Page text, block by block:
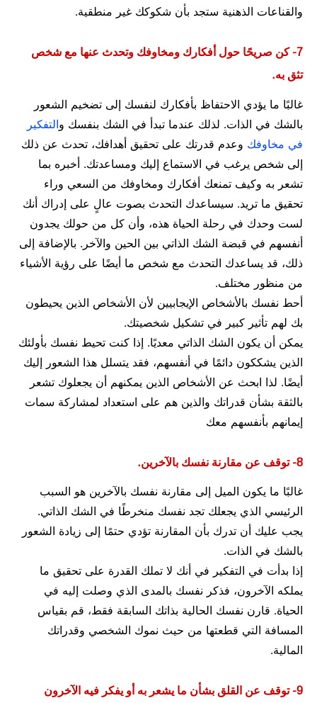
والقناعات الذهنية ستجد بأن شكوكك غير منطقية.
7- كن صريحًا حول أفكارك ومخاوفك وتحدث عنها مع شخص
تثق به.
غالبًا ما يؤدي الاحتفاظ بأفكارك لنفسك إلى تضخيم الشعور
بالشك في الذات. لذلك عندما تبدأ في الشك بنفسك والتفكير
في مخاوفك وعدم قدرتك على تحقيق أهدافك، تحدث عن ذلك
إلى شخص يرغب في الاستماع إليك ومساعدتك. أخبره بما
تشعر به وكيف تمنعك أفكارك ومخاوفك من السعي وراء
تحقيق ما تريد. سيساعدك التحدث بصوت عالٍ على إدراك أنك
لست وحدك في رحلة الحياة هذه، وأن كل من حولك يجدون
أنفسهم في قبضة الشك الذاتي بين الحين والآخر. بالإضافة إلى
ذلك، قد يساعدك التحدث مع شخص ما أيضًا على رؤية الأشياء
من منظور مختلف.
أحط نفسك بالأشخاص الإيجابيين لأن الأشخاص الذين يحيطون
بك لهم تأثير كبير في تشكيل شخصيتك.
يمكن أن يكون الشك الذاتي معديًا. إذا كنت تحيط نفسك بأولئك
الذين يشككون دائمًا في أنفسهم، فقد يتسلل هذا الشعور إليك
أيضًا. لذا ابحث عن الأشخاص الذين يمكنهم أن يجعلوك تشعر
بالثقة بشأن قدراتك والذين هم على استعداد لمشاركة سمات
إيمانهم بأنفسهم معك
8- توقف عن مقارنة نفسك بالآخرين.
غالبًا ما يكون الميل إلى مقارنة نفسك بالآخرين هو السبب
الرئيسي الذي يجعلك تجد نفسك منخرطًا في الشك الذاتي.
يجب عليك أن تدرك بأن المقارنة تؤدي حتمًا إلى زيادة الشعور
بالشك في الذات.
إذا بدأت في التفكير في أنك لا تملك القدرة على تحقيق ما
يملكه الآخرون، فذكر نفسك بالمدى الذي وصلت إليه في
الحياة. قارن نفسك الحالية بذاتك السابقة فقط، قم بقياس
المسافة التي قطعتها من حيث نموك الشخصي وقدراتك
المالية.
9- توقف عن القلق بشأن ما يشعر به أو يفكر فيه الآخرون